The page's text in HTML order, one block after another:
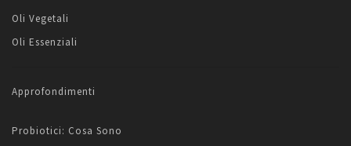
Oli Vegetali
Oli Essenziali
Approfondimenti
Probiotici: Cosa Sono